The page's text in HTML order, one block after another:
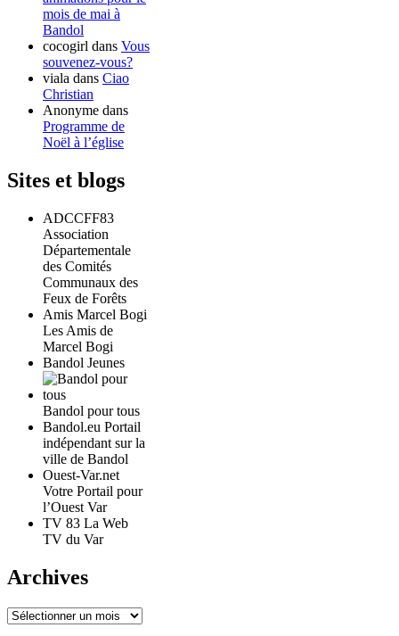
mois de mai à
Bandol
cocogirl dans Vous
souvenez-vous?
viala dans Ciao
Christian
Anonyme dans
Programme de
Noël à l’église
Sites et blogs
ADCCFF83
Association
Départementale
des Comités
Communaux des
Feux de Forêts
Amis Marcel Bogi
Les Amis de
Marcel Bogi
Bandol Jeunes
Bandol pour tous
Bandol.eu Portail
indépendant sur la
ville de Bandol
Ouest-Var.net
Votre Portail pour
l’Ouest Var
TV 83 La Web
TV du Var
Archives
Archives